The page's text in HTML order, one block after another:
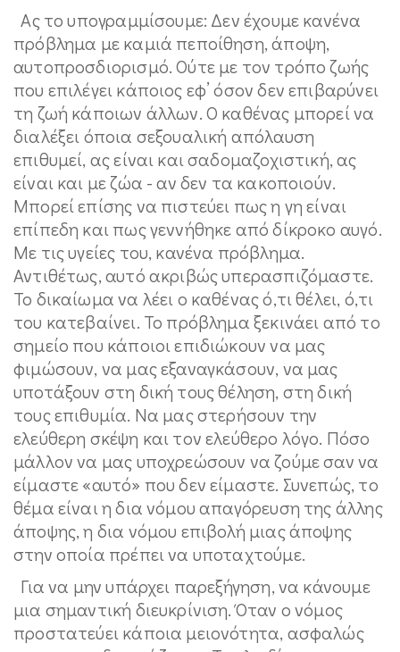
Ας το υπογραμμίσουμε: Δεν έχουμε κανένα
πρόβλημα με καμιά πεποίθηση, άποψη,
αυτοπροσδιορισμό. Ούτε με τον τρόπο ζωής
που επιλέγει κάποιος εφ’ όσον δεν επιβαρύνει
τη ζωή κάποιων άλλων. Ο καθένας μπορεί να
διαλέξει όποια σεξουαλική απόλαυση
επιθυμεί, ας είναι και σαδομαζοχιστική, ας
είναι και με ζώα - αν δεν τα κακοποιούν.
Μπορεί επίσης να πιστεύει πως η γη είναι
επίπεδη και πως γεννήθηκε από δίκροκο αυγό.
Με τις υγείες του, κανένα πρόβλημα.
Αντιθέτως, αυτό ακριβώς υπερασπιζόμαστε.
Το δικαίωμα να λέει ο καθένας ό,τι θέλει, ό,τι
του κατεβαίνει. Το πρόβλημα ξεκινάει από το
σημείο που κάποιοι επιδιώκουν να μας
φιμώσουν, να μας εξαναγκάσουν, να μας
υποτάξουν στη δική τους θέληση, στη δική
τους επιθυμία. Να μας στερήσουν την
ελεύθερη σκέψη και τον ελεύθερο λόγο. Πόσο
μάλλον να μας υποχρεώσουν να ζούμε σαν να
είμαστε «αυτό» που δεν είμαστε. Συνεπώς, το
θέμα είναι η δια νόμου απαγόρευση της άλλης
άποψης, η δια νόμου επιβολή μιας άποψης
στην οποία πρέπει να υποταχτούμε.
Για να μην υπάρχει παρεξήγηση, να κάνουμε
μια σημαντική διευκρίνιση. Όταν ο νόμος
προστατεύει κάποια μειονότητα, ασφαλώς